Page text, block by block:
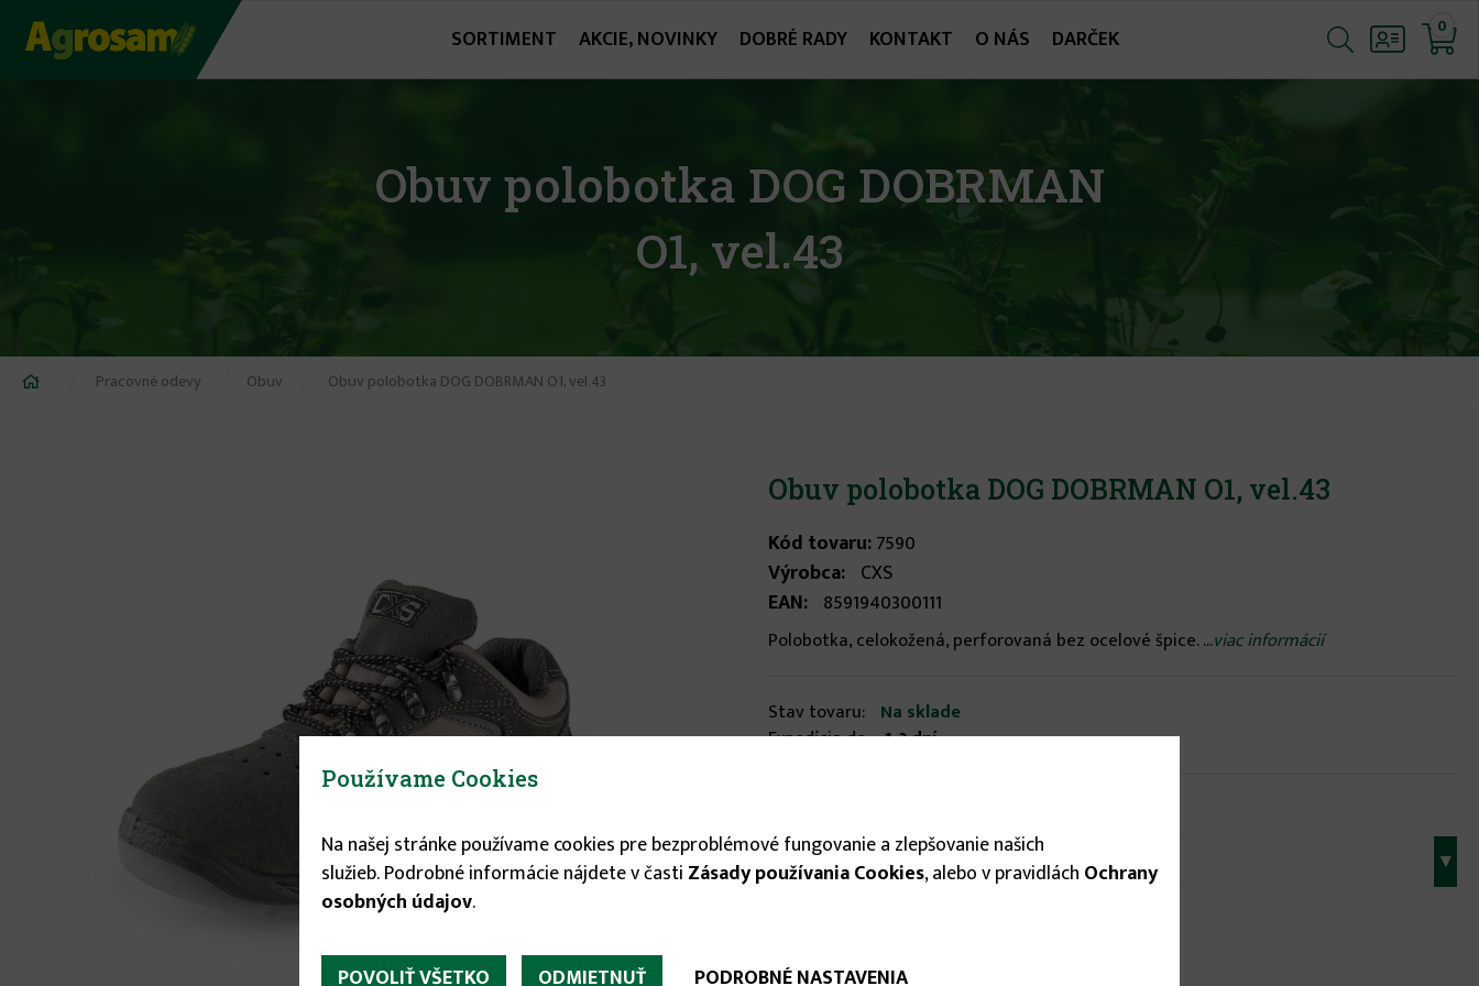
Jump
SORTIMENT AKCIE, NOVINKY DOBRÉ RADY KONTAKT O NÁS DARČEK 0
Obuv polobotka DOG DOBRMAN
O1, vel.43
Nachádzate
Pracovné odevy Obuv Obuv polobotka DOG DOBRMAN O1, vel.43
Obuv polobotka DOG DOBRMAN O1, vel.43
Kód tovaru:7590
Výrobca: CXS
EAN: 8591940300111
Polobotka, celokožená, perforovaná bez ocelové špice. ...viac informácií
Stav tovaru: Na sklade
Expedícia do: 1-3 dní
43
▾
Používame Cookies
Na našej stránke používame cookies pre bezproblémové fungovanie a zlepšovanie našich
služieb. Podrobné informácie nájdete v časti Zásady používania Cookies, alebo v pravidlách Ochrany
osobných údajov.
POVOLIŤ VŠETKO ODMIETNUŤ PODROBNÉ NASTAVENIA